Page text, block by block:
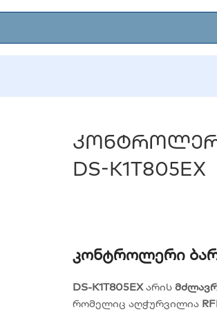
DS-K1T805EX
Კონტროლერი
DS-K1T805EXარის
რომელიც აღჭურვილია